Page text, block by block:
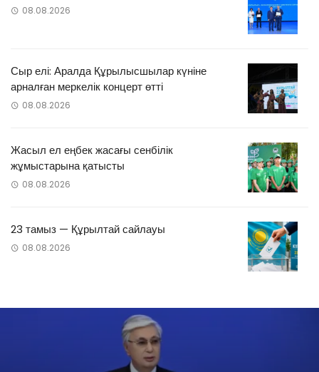
08.08.2026
Сыр елі: Аралда Құрылысшылар күніне
арналған меркелік концерт өтті
08.08.2026
Жасыл ел еңбек жасағы сенбілік
жұмыстарына қатысты
08.08.2026
23 тамыз — Құрылтай сайлауы
08.08.2026